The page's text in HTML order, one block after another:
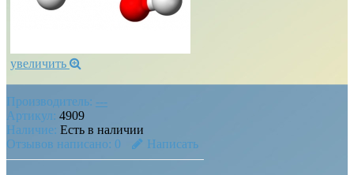
увеличить
Производитель: ---
Артикул: 4909
Наличие: Есть в наличии
Отзывов написано: 0 Написать